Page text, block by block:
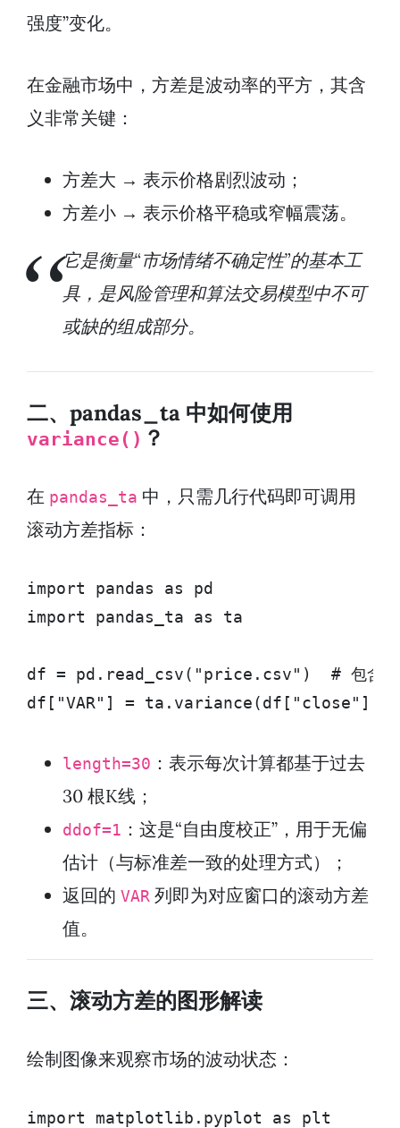
强度”变化。
在金融市场中，方差是波动率的平方，其含
义非常关键：
方差大 → 表示价格剧烈波动；
方差小 → 表示价格平稳或窄幅震荡。
它是衡量“市场情绪不确定性”的基本工
具，是风险管理和算法交易模型中不可
或缺的组成部分。
二、pandas_ta 中如何使用
variance() ？
在 pandas_ta 中，只需几行代码即可调用
滚动方差指标：
import pandas as pd
import pandas_ta as ta
df = pd.read_csv("price.csv")  # 包含
df["VAR"] = ta.variance(df["close"],
length=30 ：表示每次计算都基于过去
30 根K线；
ddof=1 ：这是“自由度校正”，用于无偏
估计（与标准差一致的处理方式）；
返回的 VAR 列即为对应窗口的滚动方差
值。
三、滚动方差的图形解读
绘制图像来观察市场的波动状态：
import matplotlib.pyplot as plt